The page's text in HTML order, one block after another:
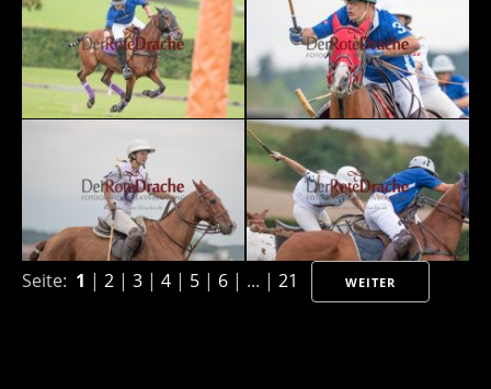
Seite: 1 | 2 | 3 | 4 | 5 | 6 | ... | 21 WEITER